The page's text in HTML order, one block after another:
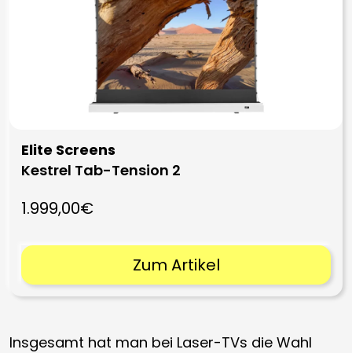
Elite Screens
Kestrel Tab-Tension 2
1.999,00€
Zum Artikel
Insgesamt hat man bei Laser-TVs die Wahl